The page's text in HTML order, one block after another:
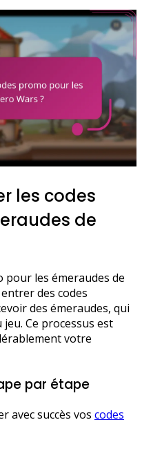
les codes
de
pour les émeraudes de
des codes
des émeraudes, qui
Ce processus est
votre
par étape
avec succès vos codes